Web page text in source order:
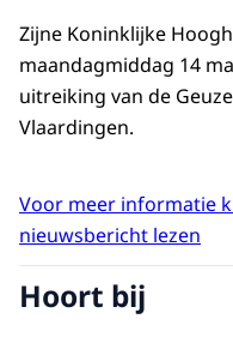
Zijne Koninklijke
maandagmiddag 14
uitreiking van de
Vlaardingen.
Voor meer informatie
nieuwsbericht lezen
Hoort bij